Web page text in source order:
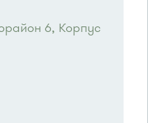
6, Корпус